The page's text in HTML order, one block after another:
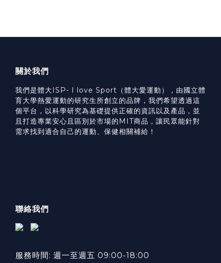
關於我們
我們是體大ISP- I love Sport（體大愛運動），由國立體
育大學熱愛運動的研究生所創立的品牌，我們希望透過這
個平台，以科學研究為基礎提供正確的資訊以及產品，並
且打造專業安心且區別於市場的MIT商品，讓民眾能針對
需求找到適合自己的運動、保健相關補給！
聯絡我們
服務時間: 週一至週五 09:00-18:00